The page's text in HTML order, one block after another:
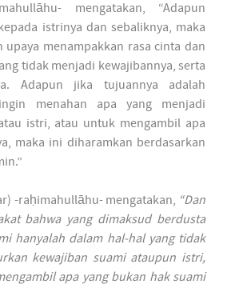
mengatakan, “Adapun
istrinya dan sebaliknya, maka
upaya menampakkan rasa cinta dan
tidak menjadi kewajibannya, serta
Adapun jika tujuannya adalah
menahan apa yang menjadi
istri, atau untuk mengambil apa
maka ini diharamkan berdasarkan
-raḥimahullāhu- mengatakan, “Dan
bahwa yang dimaksud berdusta
hanyalah dalam hal-hal yang tidak
kewajiban suami ataupun istri,
apa yang bukan hak suami